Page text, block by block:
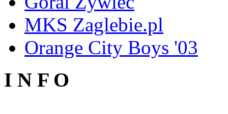
MKS Zaglebie.pl
Orange City Boys '03
I N F O